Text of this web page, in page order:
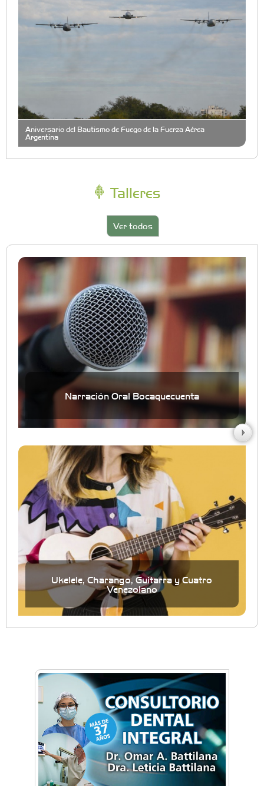
Aniversario del Bautismo de Fuego de la Fuerza Aérea
Argentina
Talleres
Ver todos
Narración Oral Bocaquecuenta
Ukelele, Charango, Guitarra y Cuatro
Venezolano